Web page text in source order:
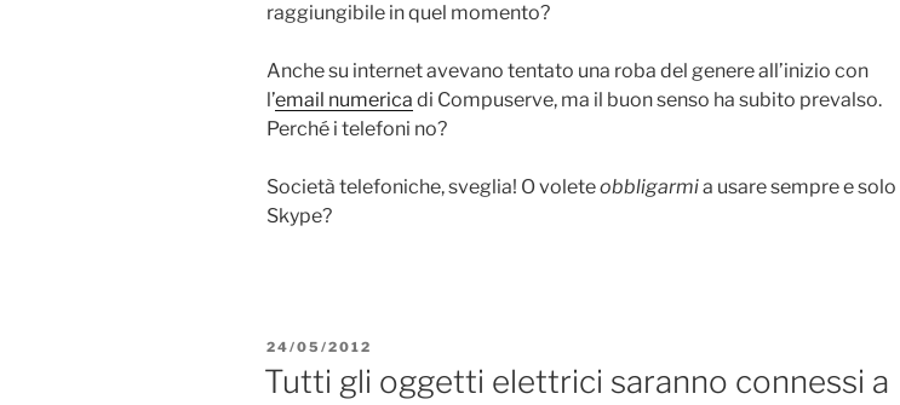
raggiungibile in quel momento?
Anche su internet avevano tentato una roba del genere all’inizio con
l’email numerica di Compuserve, ma il buon senso ha subito prevalso.
Perché i telefoni no?
Società telefoniche, sveglia! O voleteobbligarmia usare sempre e solo
Skype?
PUBBLICATO
IL
24/05/2012
Tutti gli oggetti elettrici saranno connessi a